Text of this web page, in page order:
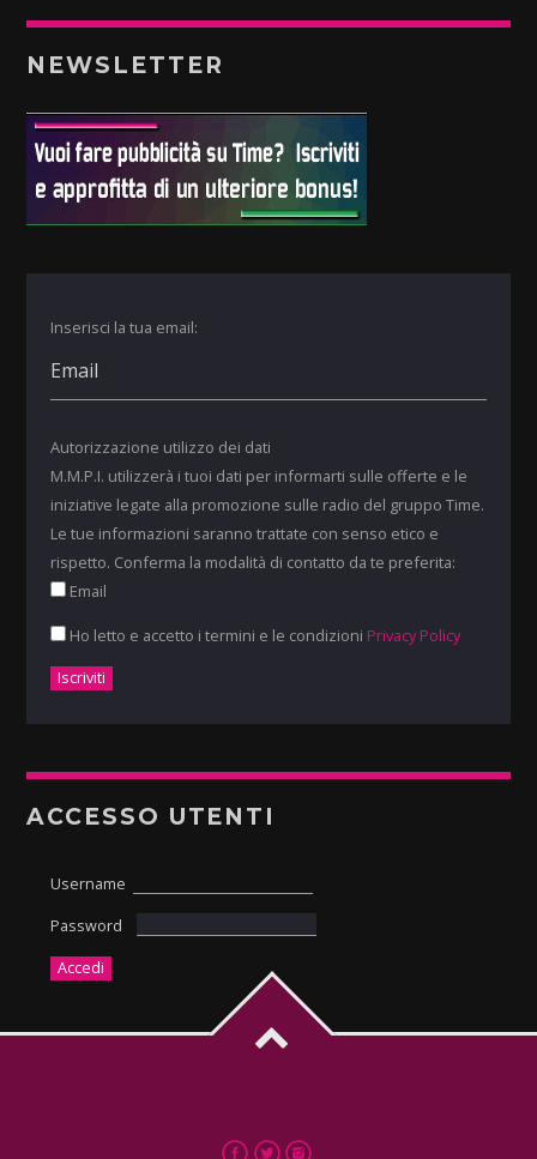
NEWSLETTER
Inserisci la tua email:
Autorizzazione utilizzo dei dati
M.M.P.I. utilizzerà i tuoi dati per informarti sulle offerte e le
iniziative legate alla promozione sulle radio del gruppo Time.
Le tue informazioni saranno trattate con senso etico e
rispetto. Conferma la modalità di contatto da te preferita:
Email
Ho letto e accetto i termini e le condizioni Privacy Policy
ACCESSO UTENTI
Username
Password